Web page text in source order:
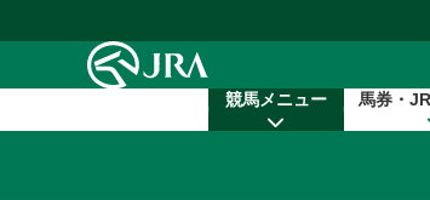
競馬メニュー 馬券・